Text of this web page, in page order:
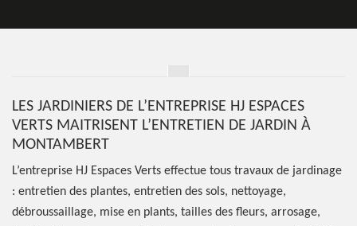
LES JARDINIERS DE L’ENTREPRISE HJ ESPACES
VERTS MAITRISENT L’ENTRETIEN DE JARDIN À
MONTAMBERT
L’entreprise HJ Espaces Verts effectue tous travaux de jardinage
: entretien des plantes, entretien des sols, nettoyage,
débroussaillage, mise en plants, tailles des fleurs, arrosage,